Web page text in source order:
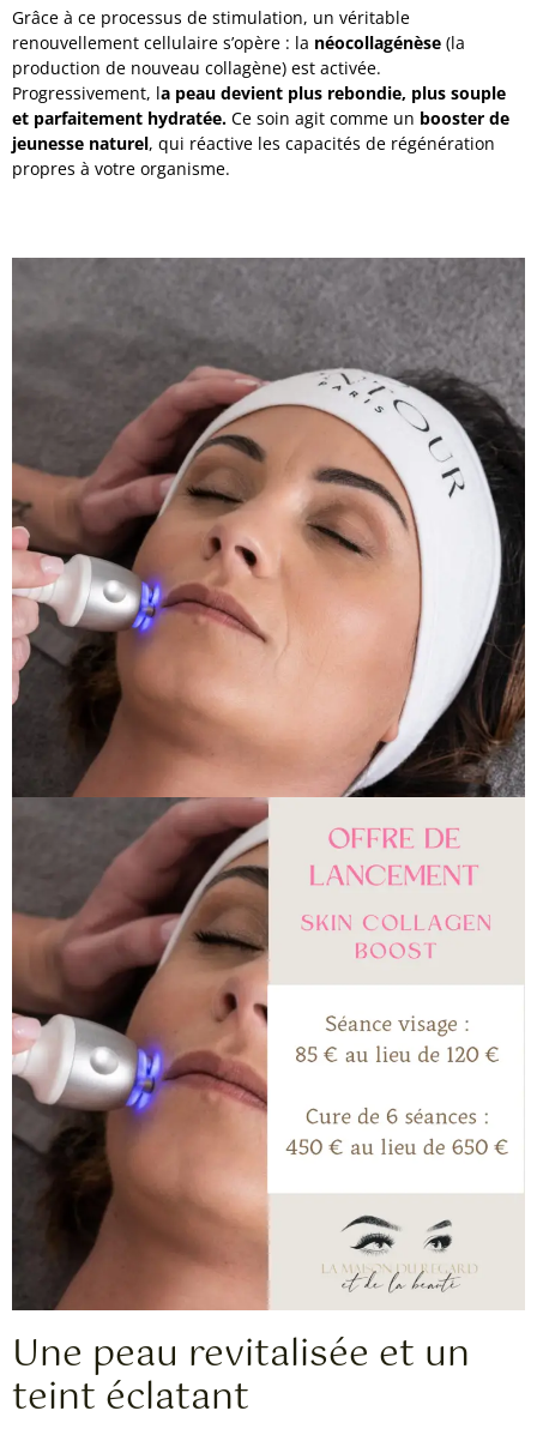
Grâce à ce processus de stimulation, un véritable
renouvellement cellulaire s’opère : la néocollagénèse (la
production de nouveau collagène) est activée.
Progressivement, la peau devient plus rebondie, plus souple
et parfaitement hydratée. Ce soin agit comme un booster de
jeunesse naturel, qui réactive les capacités de régénération
propres à votre organisme.
Une peau revitalisée et un
teint éclatant